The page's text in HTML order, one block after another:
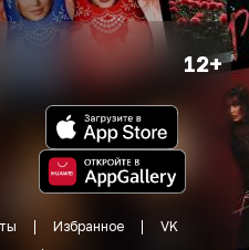
12+
Избранное
VK